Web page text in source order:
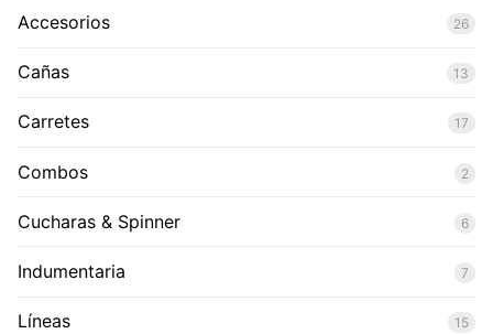
Accesorios 26
Cañas 13
Carretes 17
Combos 2
Cucharas & Spinner 6
Indumentaria 7
Líneas 15